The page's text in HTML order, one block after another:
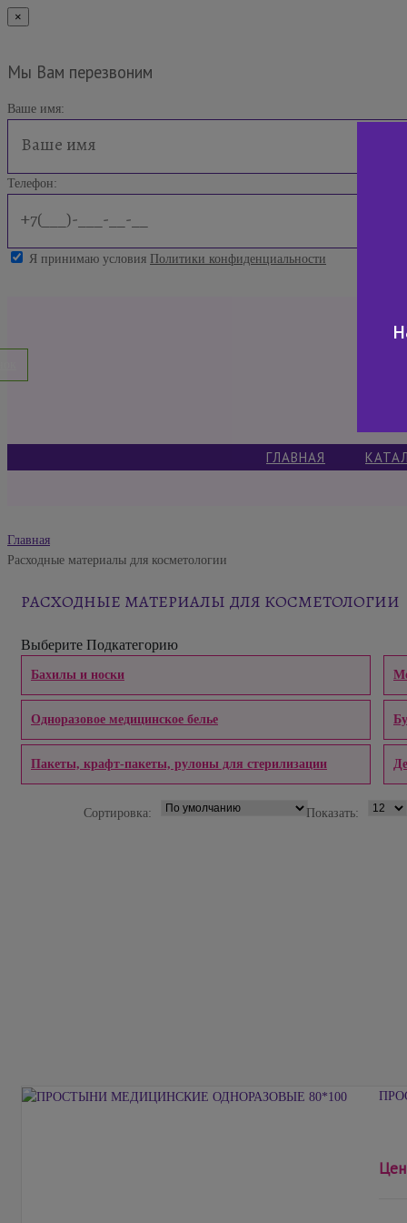
×
Мы Вам перезвоним
Ваше имя:
Телефон:
Я принимаю условия Политики конфиденциальности
ГЛАВНАЯ
Главная
Расходные материалы для косметологии
РАСХОДНЫЕ МАТЕРИАЛЫ ДЛЯ КОСМЕТОЛОГИИ
Выберите Подкатегорию
Бахилы и носки
Одноразовое медицинское белье
Пакеты, крафт-пакеты, рулоны для стерилизации
Сортировка: Показать: